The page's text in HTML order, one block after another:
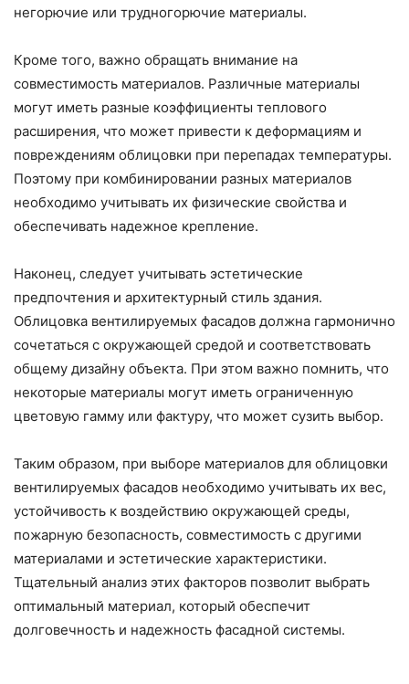
негорючие или трудногорючие материалы.
Кроме того, важно обращать внимание на
совместимость материалов. Различные материалы
могут иметь разные коэффициенты теплового
расширения, что может привести к деформациям и
повреждениям облицовки при перепадах температуры.
Поэтому при комбинировании разных материалов
необходимо учитывать их физические свойства и
обеспечивать надежное крепление.
Наконец, следует учитывать эстетические
предпочтения и архитектурный стиль здания.
Облицовка вентилируемых фасадов должна гармонично
сочетаться с окружающей средой и соответствовать
общему дизайну объекта. При этом важно помнить, что
некоторые материалы могут иметь ограниченную
цветовую гамму или фактуру, что может сузить выбор.
Таким образом, при выборе материалов для облицовки
вентилируемых фасадов необходимо учитывать их вес,
устойчивость к воздействию окружающей среды,
пожарную безопасность, совместимость с другими
материалами и эстетические характеристики.
Тщательный анализ этих факторов позволит выбрать
оптимальный материал, который обеспечит
долговечность и надежность фасадной системы.